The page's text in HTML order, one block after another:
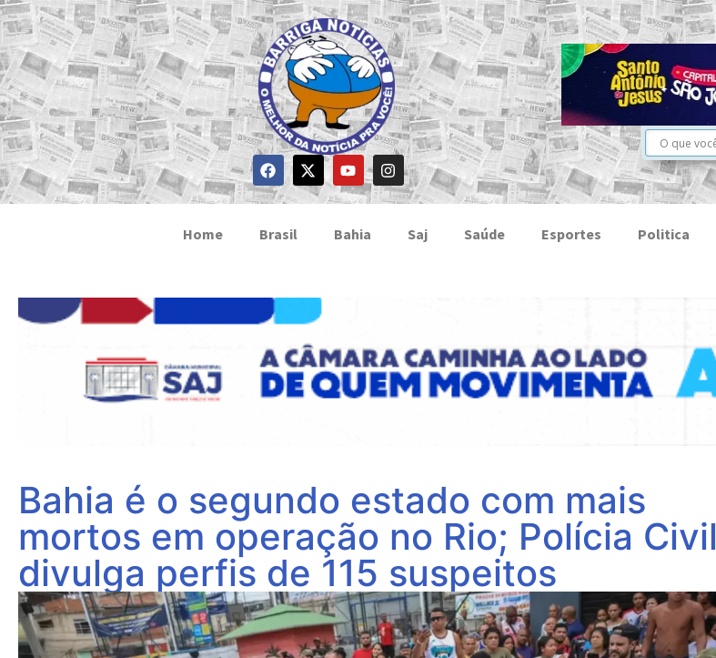
Home Brasil Bahia Saj Saúde Esportes Politica
Bahia é o segundo estado com mais
mortos em operação no Rio; Polícia Civil
divulga perfis de 115 suspeitos